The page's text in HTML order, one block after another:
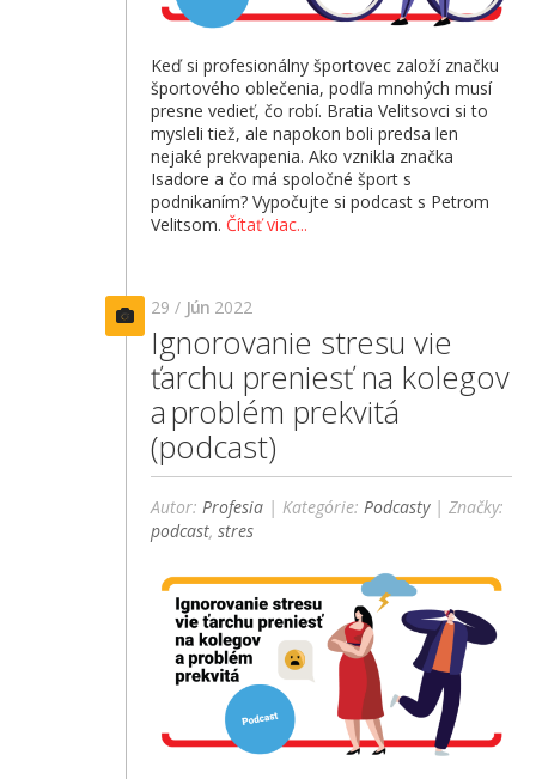
Keď si profesionálny športovec založí značku
športového oblečenia, podľa mnohých musí
presne vedieť, čo robí. Bratia Velitsovci si to
mysleli tiež, ale napokon boli predsa len
nejaké prekvapenia. Ako vznikla značka
Isadore a čo má spoločné šport s
podnikaním? Vypočujte si podcast s Petrom
Velitsom. Čítať viac...
29 / Jún 2022
Ignorovanie stresu vie
ťarchu preniesť na kolegov
a problém prekvitá
(podcast)
Autor:Profesia | Kategórie:Podcasty| Značky:
podcast,stres